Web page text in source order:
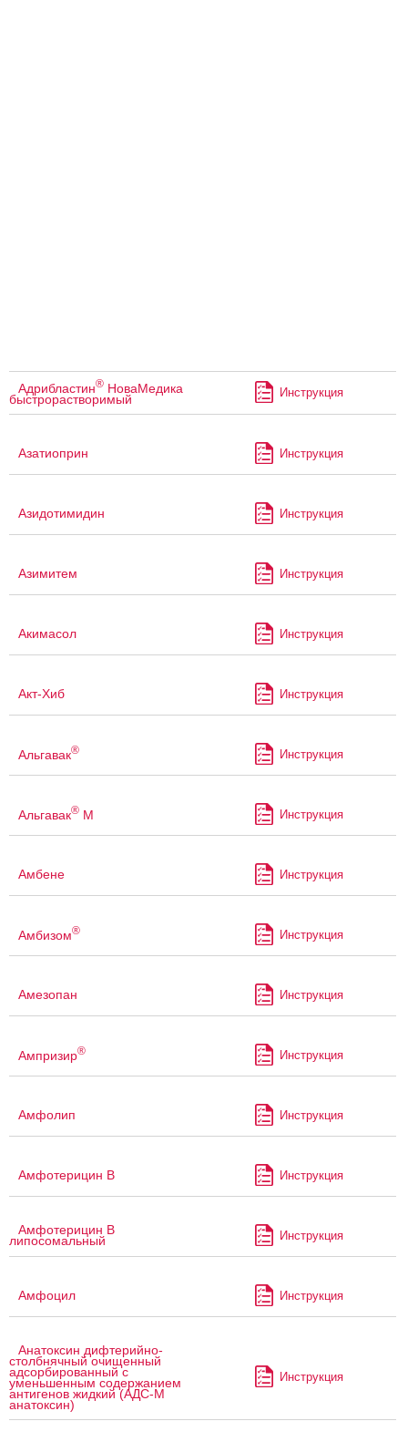
Адрибластин® НоваМедика
быстрорастворимый Инструкция
Азатиоприн Инструкция
Азидотимидин Инструкция
Азимитем Инструкция
Акимасол Инструкция
Акт-Хиб Инструкция
Альгавак® Инструкция
Альгавак® М Инструкция
Амбене Инструкция
Амбизом® Инструкция
Амезопан Инструкция
Ампризир® Инструкция
Амфолип Инструкция
Амфотерицин В Инструкция
Амфотерицин В
липосомальный Инструкция
Амфоцил Инструкция
Анатоксин дифтерийно-
столбнячный очищенный
адсорбированный с
уменьшенным содержанием
антигенов жидкий (АДС-М
анатоксин)
Инструкция